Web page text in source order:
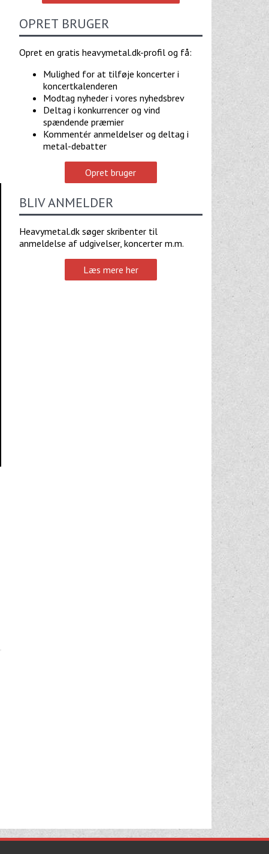
OPRET BRUGER
Opret en gratis heavymetal.dk-profil og få:
Mulighed for at tilføje koncerter i
koncertkalenderen
Modtag nyheder i vores nyhedsbrev
Deltag i konkurrencer og vind
spændende præmier
Kommentér anmeldelser og deltag i
metal-debatter
Opret bruger
BLIV ANMELDER
Heavymetal.dk søger skribenter til
anmeldelse af udgivelser, koncerter m.m.
Læs mere her